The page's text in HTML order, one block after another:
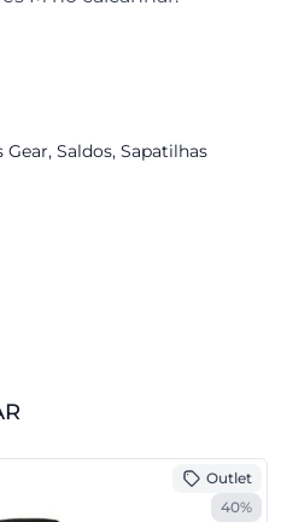
Gear, Saldos, Sapatilhas
Outlet
40%